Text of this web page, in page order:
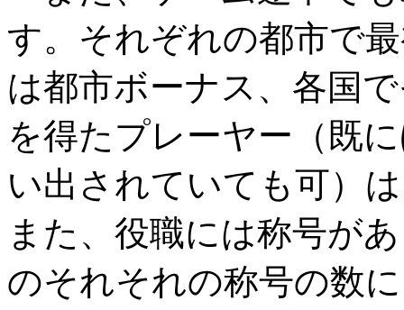
す。それぞれの都市で
は都市ボーナス、各国
を得たプレーヤー（既
い出されていても可）
また、役職には称号が
のそれそれの称号の数